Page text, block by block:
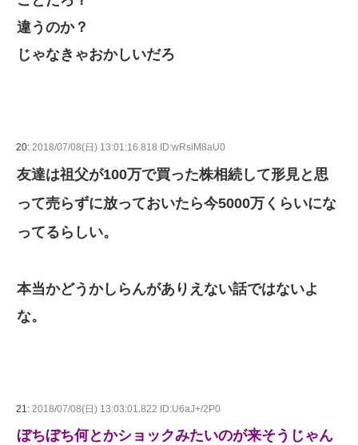
違うのか？
じゃなきゃおかしいだろ
20: 2018/07/08(日) 13:01:16.818 ID:wRsiM8aU0
友達は祖父が100万で買った株相続して形見と思
って売らずに放っておいたら今5000万くらいにな
ってるらしい。
本当かどうかしらんがありえない話ではないよ
な。
21: 2018/07/08(日) 13:03:01.822 ID:U6aJ+/2P0
ぼちぼち何とかショックみたいのが来そうじゃん